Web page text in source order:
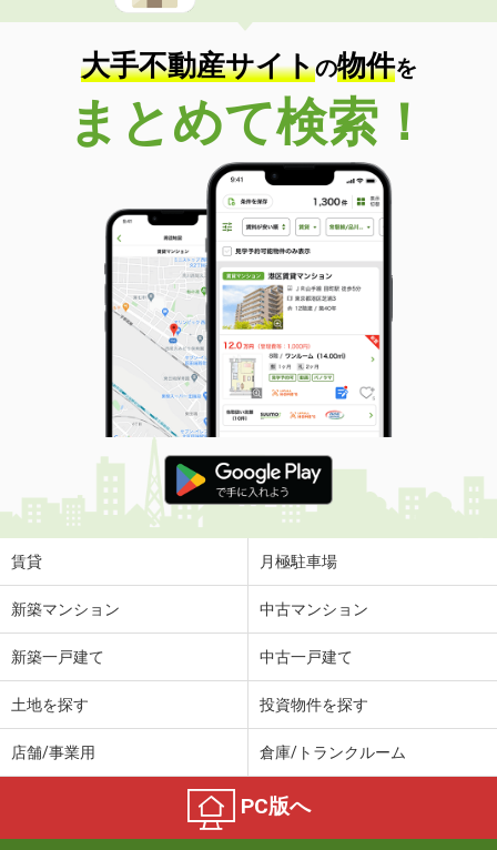
大手不動産サイトの物件を
まとめて検索！
賃貸 月極駐車場
新築マンション 中古マンション
新築一戸建て 中古一戸建て
土地を探す 投資物件を探す
店舗/事業用 倉庫/トランクルーム
PC版へ